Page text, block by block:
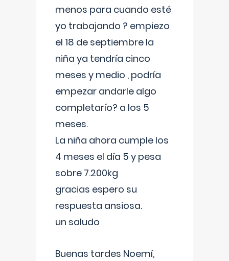
menos para cuando esté
yo trabajando ? empiezo
el 18 de septiembre la
niña ya tendría cinco
meses y medio , podría
empezar andarle algo
completarío? a los 5
meses.
La niña ahora cumple los
4 meses el día 5 y pesa
sobre 7.200kg
gracias espero su
respuesta ansiosa.
un saludo
Buenas tardes Noemí,